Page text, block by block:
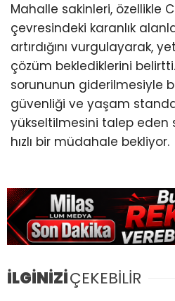
Mahalle sakinleri, özellikle
çevresindeki karanlık
artırdığını vurgulayarak,
çözüm beklediklerini
sorununun giderilmesiyle
güvenliği ve yaşam
yükseltilmesini talep eden
hızlı bir müdahale bekliyor.
İLGİNİZİÇEKEBİLİR